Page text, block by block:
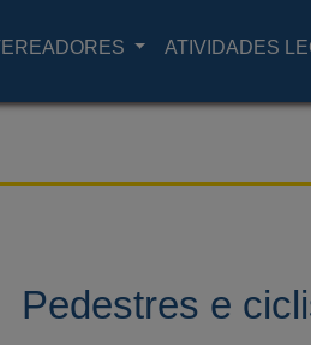
ATIVIDADES
Pedestres e